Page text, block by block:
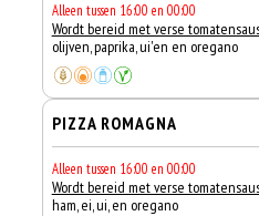
Alleen tussen 16:00 en 00:00
Wordt bereid met verse
olijven, paprika, ui'en en oregano
PIZZA ROMAGNA
Alleen tussen 16:00 en 00:00
Wordt bereid met verse
ham, ei, ui, en oregano